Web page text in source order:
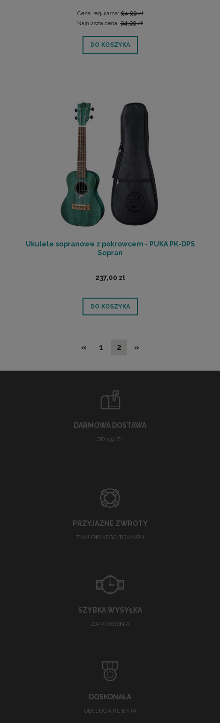
Cena regularna:94,99 zł
Najniższa cena: 94,99 zł
DO KOSZYKA
Ukulele sopranowe z pokrowcem - PUKA PK-DPS
Sopran
237,00 zł
DO KOSZYKA
« 1 2 »
DARMOWA DOSTAWA
OD 199 ZŁ
PRZYJAZNE ZWROTY
ZAKUPIONEGO TOWARU
SZYBKA WYSYŁKA
ZAMÓWIENIA
DOSKONAŁA
OBSŁUGA KLIENTA